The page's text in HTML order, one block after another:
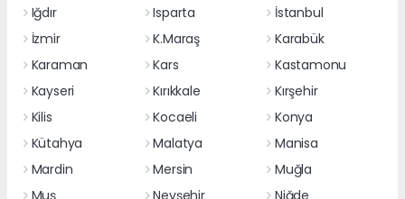
Iğdır
Isparta
İstanbul
İzmir
K.Maraş
Karabük
Karaman
Kars
Kastamonu
Kayseri
Kırıkkale
Kırşehir
Kilis
Kocaeli
Konya
Kütahya
Malatya
Manisa
Mardin
Mersin
Muğla
Muş
Nevşehir
Niğde